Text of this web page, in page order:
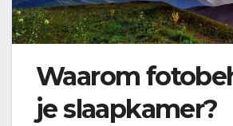
Waarom
je slaapkamer?